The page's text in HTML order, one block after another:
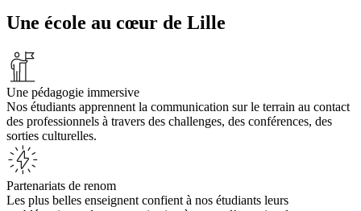
Une école au cœur de Lille
Une pédagogie immersive
Nos étudiants apprennent la communication sur le terrain au contact
des professionnels à travers des challenges, des conférences, des
sorties culturelles.
Partenariats de renom
Les plus belles enseignent confient à nos étudiants leurs